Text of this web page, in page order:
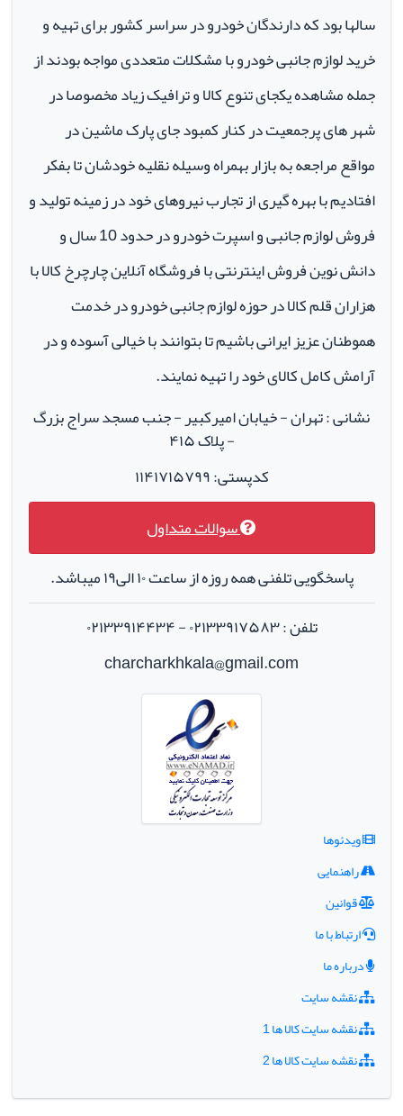
سالها بود که دارندگان خودرو در سراسر کشور برای تهیه و
خرید لوازم جانبی خودرو با مشکلات متعددی مواجه بودند از
جمله مشاهده یکجای تنوع کالا و ترافیک زیاد مخصوصا در
شهر های پرجمعیت در کنار کمبود جای پارک ماشین در
مواقع مراجعه به بازار بهمراه وسیله نقلیه خودشان تا بفکر
افتادیم با بهره گیری از تجارب نیروهای خود در زمینه تولید و
فروش لوازم جانبی و اسپرت خودرو در حدود 10 سال و
دانش نوین فروش اینترنتی با فروشگاه آنلاین چارچرخ کالا با
هزاران قلم کالا در حوزه لوازم جانبی خودرو در خدمت
هموطنان عزیز ایرانی باشیم تا بتوانند با خیالی آسوده و در
آرامش کامل کالای خود را تهیه نمایند.
نشانی : تهران - خیابان امیرکبیر - جنب مسجد سراج بزرگ
- پلاک ۴۱۵
کدپستی: ۱۱۴۱۷۱۵۷۹۹
سوالات متداول
پاسخگویی تلفنی همه روزه از ساعت ۱۰ الی۱۹ میباشد.
تلفن : ۰۲۱۳۳۹۱۷۵۸۳ - ۰۲۱۳۳۹۱۴۴۳۴
charcharkhkala@gmail.com
ویدئوها
راهنمایی
قوانین
ارتباط با ما
درباره ما
نقشه سایت
نقشه سایت کالا ها 1
نقشه سایت کالا ها 2